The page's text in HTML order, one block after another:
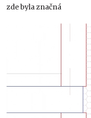
zde byla značná